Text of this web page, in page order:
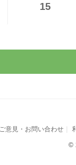
15
ご意見・お問い合わせ
©